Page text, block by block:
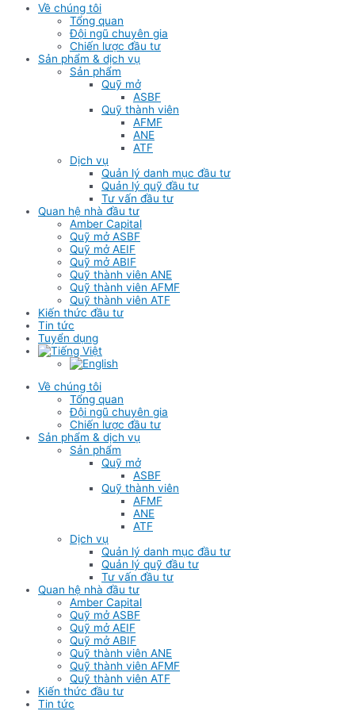
Về chúng tôi
Tổng quan
Đội ngũ chuyên gia
Chiến lược đầu tư
Sản phẩm & dịch vụ
Sản phẩm
Quỹ mở
ASBF
Quỹ thành viên
AFMF
ANE
ATF
Dịch vụ
Quản lý danh mục đầu tư
Quản lý quỹ đầu tư
Tư vấn đầu tư
Quan hệ nhà đầu tư
Amber Capital
Quỹ mở ASBF
Quỹ mở AEIF
Quỹ mở ABIF
Quỹ thành viên ANE
Quỹ thành viên AFMF
Quỹ thành viên ATF
Kiến thức đầu tư
Tin tức
Tuyển dụng
Về chúng tôi
Tổng quan
Đội ngũ chuyên gia
Chiến lược đầu tư
Sản phẩm & dịch vụ
Sản phẩm
Quỹ mở
ASBF
Quỹ thành viên
AFMF
ANE
ATF
Dịch vụ
Quản lý danh mục đầu tư
Quản lý quỹ đầu tư
Tư vấn đầu tư
Quan hệ nhà đầu tư
Amber Capital
Quỹ mở ASBF
Quỹ mở AEIF
Quỹ mở ABIF
Quỹ thành viên ANE
Quỹ thành viên AFMF
Quỹ thành viên ATF
Kiến thức đầu tư
Tin tức